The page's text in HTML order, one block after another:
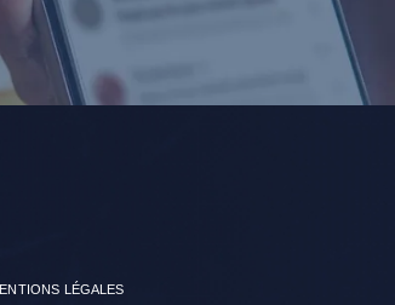
LÉGALES